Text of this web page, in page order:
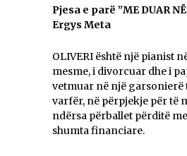
Pjesa e parë ”ME DUAR
Ergys Meta
OLIVERI ёshtё njё pianist
mesme, i divorcuar dhe i
vetmuar nё njё garsonierё
varfёr, nё pёrpjekje pёr tё
ndёrsa pёrballet pёrditё
shumta financiare.